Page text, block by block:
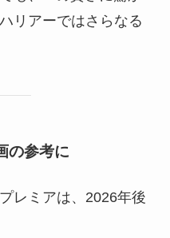
リアーではさらなる
の参考に
レミアは、2026年後